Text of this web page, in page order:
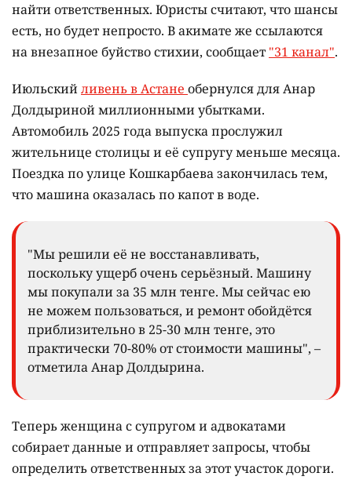
найти ответственных. Юристы считают, что шансы
есть, но будет непросто. В акимате же ссылаются
на внезапное буйство стихии, сообщает "31 канал".
Июльскийливень в Астане обернулся для Анар
Долдыриной миллионными убытками.
Автомобиль 2025 года выпуска прослужил
жительнице столицы и её супругу меньше месяца.
Поездка по улице Кошкарбаева закончилась тем,
что машина оказалась по капот в воде.
"Мы решили её не восстанавливать,
поскольку ущерб очень серьёзный. Машину
мы покупали за 35 млн тенге. Мы сейчас ею
не можем пользоваться, и ремонт обойдётся
приблизительно в 25-30 млн тенге, это
практически 70-80% от стоимости машины", –
отметила Анар Долдырина.
Теперь женщина с супругом и адвокатами
собирает данные и отправляет запросы, чтобы
определить ответственных за этот участок дороги.